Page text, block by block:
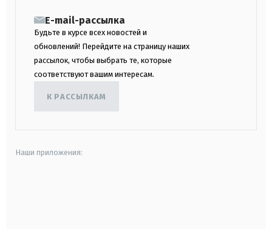
E-mail-рассылка
Будьте в курсе всех новостей и
обновлений! Перейдите на страницу наших
рассылок, чтобы выбрать те, которые
соответствуют вашим интересам.
К РАССЫЛКАМ
Наши приложения: